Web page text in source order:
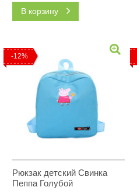
В корзину
-12%
Рюкзак детский Свинка
Пеппа Голубой